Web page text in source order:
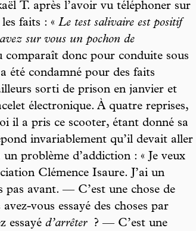
T. après l’avoir vu téléphoner sur
faits : « Le test salivaire est positif
sur vous un pochon de
comparaît donc pour conduite sous
été condamné pour des faits
sorti de prison en janvier et
électronique. À quatre reprises,
il a pris ce scooter, étant donné sa
invariablement qu’il devait aller
problème d’addiction : « Je veux
Clémence Isaure. J’ai un
pas avant. — C’est une chose de
vous essayé des choses par
essayé d’arrêter ? — C’est une